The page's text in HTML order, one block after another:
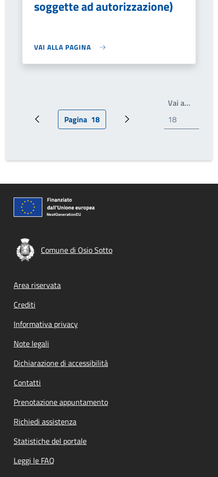
soggette ad autorizzazione)
VAI ALLA PAGINA
Pagina precedentePagina attuale
Pagina 18 Prossima pagina
Vai a…Write
Comune di Osio Sotto
Footer menu
Area riservata
Crediti
Informativa privacy
Note legali
Dichiarazione di accessibilità
Contatti
Prenotazione appuntamento
Richiedi assistenza
Statistiche del portale
Leggi le FAQ